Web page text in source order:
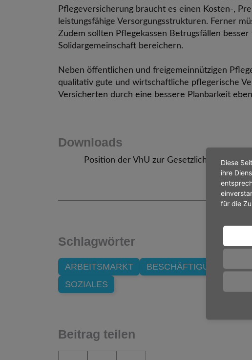
Pflegeversicherung braucht es einen Kosten-,
leistungsfähige Versorgungsstrukturen. Ferner
Zudem sollten Pflegekassen Betrugsfällen
Solidargemeinschaft bereichern.
Neben öffentlichen und freigemeinnützigen
qualitativ gute und wirtschaftliche pflegerische
Versicherten durch eine bessere Planbarkeit
Downloads
Position der VhU zur Gesetzlichen
Schlagwörter
ARBEITSMARKT BESCHÄFTIGUNG
SOZIALES
Beitrag teilen
Diese
ihre
für die